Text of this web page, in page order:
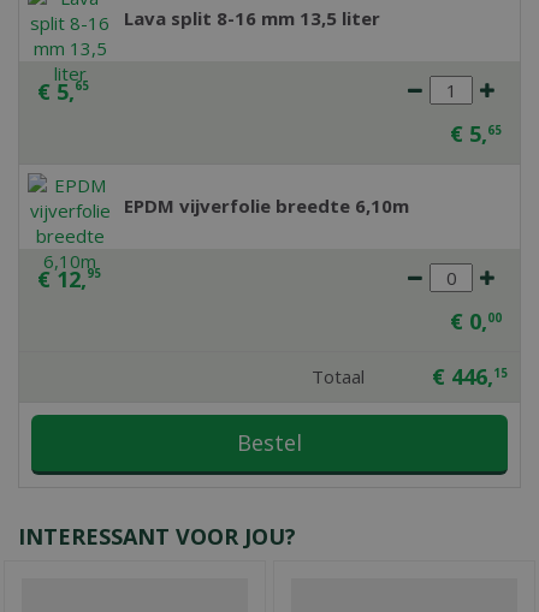
Lava split 8-16 mm 13,5 liter
€ 5,65
€ 5,65
EPDM vijverfolie breedte 6,10m
€ 12,95
€ 0,00
Totaal € 446,15
INTERESSANT VOOR JOU?